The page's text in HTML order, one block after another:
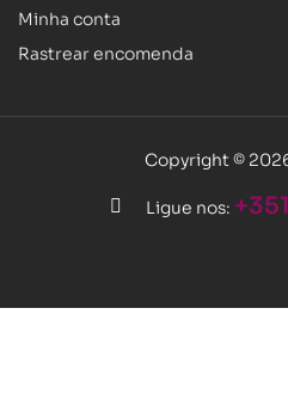
Minha conta
Rastrear encomenda
Copyright ©
Ligue nos: